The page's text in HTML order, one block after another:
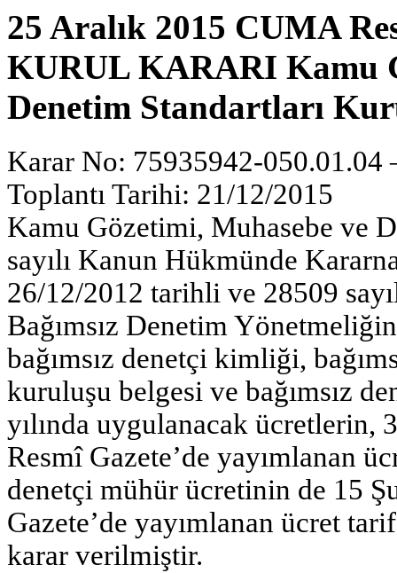
25 Aralık 2015 CUMA
KURUL KARARI Kamu
Denetim Standartları
Karar No: 75935942-050.01.04
Toplantı Tarihi: 21/12/2015
Kamu Gözetimi, Muhasebe ve
sayılı Kanun Hükmünde
26/12/2012 tarihli ve 28509
Bağımsız Denetim
bağımsız denetçi kimliği,
kuruluşu belgesi ve bağımsız
yılında uygulanacak ücretlerin,
Resmî Gazete’de yayımlanan
denetçi mühür ücretinin de 15
Gazete’de yayımlanan ücret
karar verilmiştir.